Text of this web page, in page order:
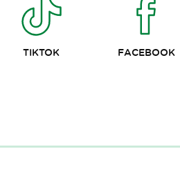
TIKTOK FACEBOOK